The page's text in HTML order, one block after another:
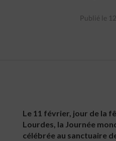
Publié le
Le 11 février, jour de la
Lourdes, la Journée
célébrée au sanctuaire